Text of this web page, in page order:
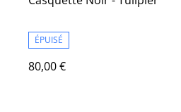
ÉPUISÉ
80,00 €